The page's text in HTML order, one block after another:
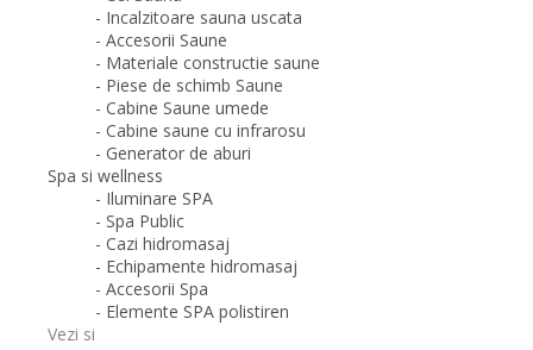
- Incalzitoare sauna uscata
- Accesorii Saune
- Materiale constructie saune
- Piese de schimb Saune
- Cabine Saune umede
- Cabine saune cu infrarosu
- Generator de aburi
Spa si wellness
- Iluminare SPA
- Spa Public
- Cazi hidromasaj
- Echipamente hidromasaj
- Accesorii Spa
- Elemente SPA polistiren
Vezi si